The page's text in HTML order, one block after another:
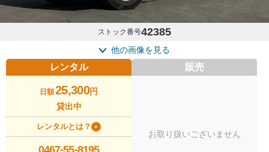
ストック番号42385
他の画像を見る
レンタル
日額25,300円
貸出中
レンタルとは？
0467-55-8195
販売
お取り扱いございません